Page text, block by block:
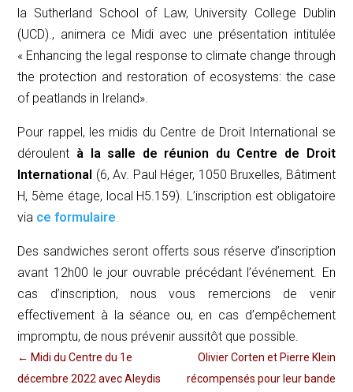
la Sutherland School of Law, University College Dublin
(UCD)., animera ce Midi avec une présentation intitulée
« Enhancing the legal response to climate change through
the protection and restoration of ecosystems: the case
of peatlands in Ireland».
Pour rappel, les midis du Centre de Droit International se
déroulent à la salle de réunion du Centre de Droit
International (6, Av. Paul Héger, 1050 Bruxelles, Bâtiment
H, 5ème étage, local H5.159). L’inscription est obligatoire
via ce formulaire.
Des sandwiches seront offerts sous réserve d’inscription
avant 12h00 le jour ouvrable précédant l’événement. En
cas d’inscription, nous vous remercions de venir
effectivement à la séance ou, en cas d’empêchement
impromptu, de nous prévenir aussitôt que possible.
← Midi du Centre du 1e
décembre 2022 avec Aleydis
Olivier Corten et Pierre Klein
récompensés pour leur bande